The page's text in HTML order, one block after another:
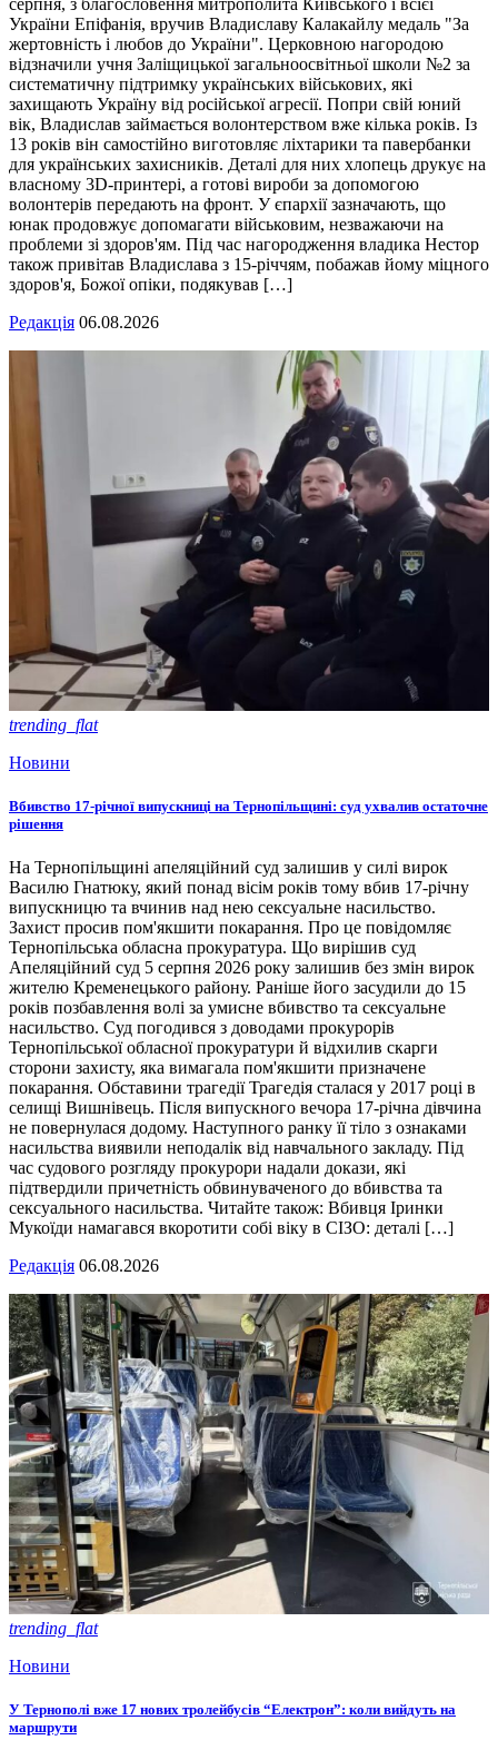
серпня, з благословення митрополита Київського і всієї
України Епіфанія, вручив Владиславу Калакайлу медаль "За
жертовність і любов до України". Церковною нагородою
відзначили учня Заліщицької загальноосвітньої школи №2 за
систематичну підтримку українських військових, які
захищають Україну від російської агресії. Попри свій юний
вік, Владислав займається волонтерством вже кілька років. Із
13 років він самостійно виготовляє ліхтарики та павербанки
для українських захисників. Деталі для них хлопець друкує на
власному 3D-принтері, а готові вироби за допомогою
волонтерів передають на фронт. У єпархії зазначають, що
юнак продовжує допомагати військовим, незважаючи на
проблеми зі здоров'ям. Під час нагородження владика Нестор
також привітав Владислава з 15-річчям, побажав йому міцного
здоров'я, Божої опіки, подякував […]
Редакція 06.08.2026
trending_flat
Новини
Вбивство 17-річної випускниці на Тернопільщині: суд ухвалив остаточне
рішення
На Тернопільщині апеляційний суд залишив у силі вирок
Василю Гнатюку, який понад вісім років тому вбив 17-річну
випускницю та вчинив над нею сексуальне насильство.
Захист просив пом'якшити покарання. Про це повідомляє
Тернопільська обласна прокуратура. Що вирішив суд
Апеляційний суд 5 серпня 2026 року залишив без змін вирок
жителю Кременецького району. Раніше його засудили до 15
років позбавлення волі за умисне вбивство та сексуальне
насильство. Суд погодився з доводами прокурорів
Тернопільської обласної прокуратури й відхилив скарги
сторони захисту, яка вимагала пом'якшити призначене
покарання. Обставини трагедії Трагедія сталася у 2017 році в
селищі Вишнівець. Після випускного вечора 17-річна дівчина
не повернулася додому. Наступного ранку її тіло з ознаками
насильства виявили неподалік від навчального закладу. Під
час судового розгляду прокурори надали докази, які
підтвердили причетність обвинуваченого до вбивства та
сексуального насильства. Читайте також: Вбивця Іринки
Мукоїди намагався вкоротити собі віку в СІЗО: деталі […]
Редакція 06.08.2026
trending_flat
Новини
У Тернополі вже 17 нових тролейбусів “Електрон”: коли вийдуть на
маршрути